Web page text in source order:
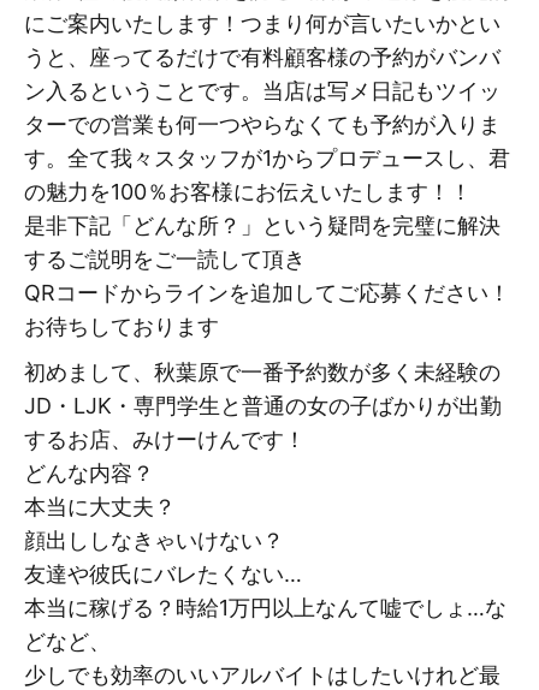
にご案内いたします！つまり何が言いたいかとい
うと、座ってるだけで有料顧客様の予約がバンバ
ン入るということです。当店は写メ日記もツイッ
ターでの営業も何一つやらなくても予約が入りま
す。全て我々スタッフが1からプロデュースし、君
の魅力を100％お客様にお伝えいたします！！
是非下記「どんな所？」という疑問を完璧に解決
するご説明をご一読して頂き
QRコードからラインを追加してご応募ください！
お待ちしております
初めまして、秋葉原で一番予約数が多く未経験の
JD・LJK・専門学生と普通の女の子ばかりが出勤
するお店、みけーけんです！
どんな内容？
本当に大丈夫？
顔出ししなきゃいけない？
友達や彼氏にバレたくない…
本当に稼げる？時給1万円以上なんて嘘でしょ…な
どなど、
少しでも効率のいいアルバイトはしたいけれど最